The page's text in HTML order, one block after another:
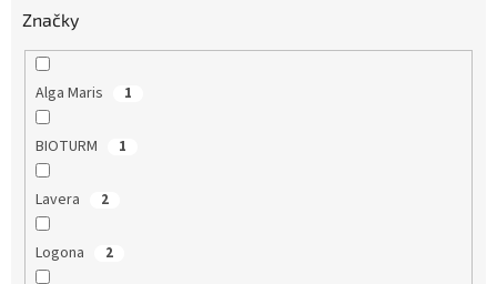
Značky
Alga Maris 1
BIOTURM 1
Lavera 2
Logona 2